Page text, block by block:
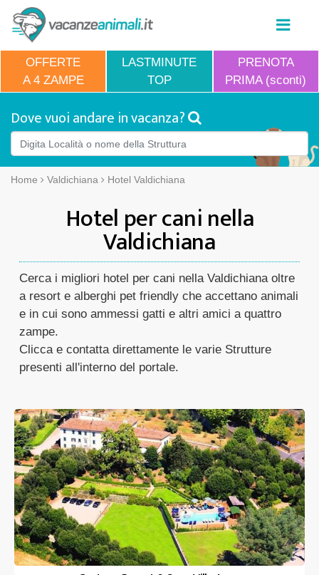
OFFERTE
A 4 ZAMPE
LASTMINUTE
TOP
PRENOTA
PRIMA (sconti)
Dove vuoi andare in vacanza?
Home Valdichiana Hotel Valdichiana
Hotel per cani nella
Valdichiana
Cerca i migliori hotel per cani nella Valdichiana oltre
a resort e alberghi pet friendly che accettano animali
e in cui sono ammessi gatti e altri amici a quattro
zampe.
Clicca e contatta direttamente le varie Strutture
presenti all'interno del portale.